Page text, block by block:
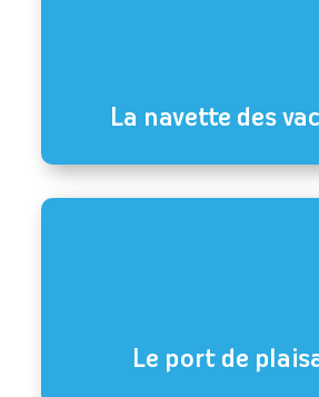
La navette des
Le port de